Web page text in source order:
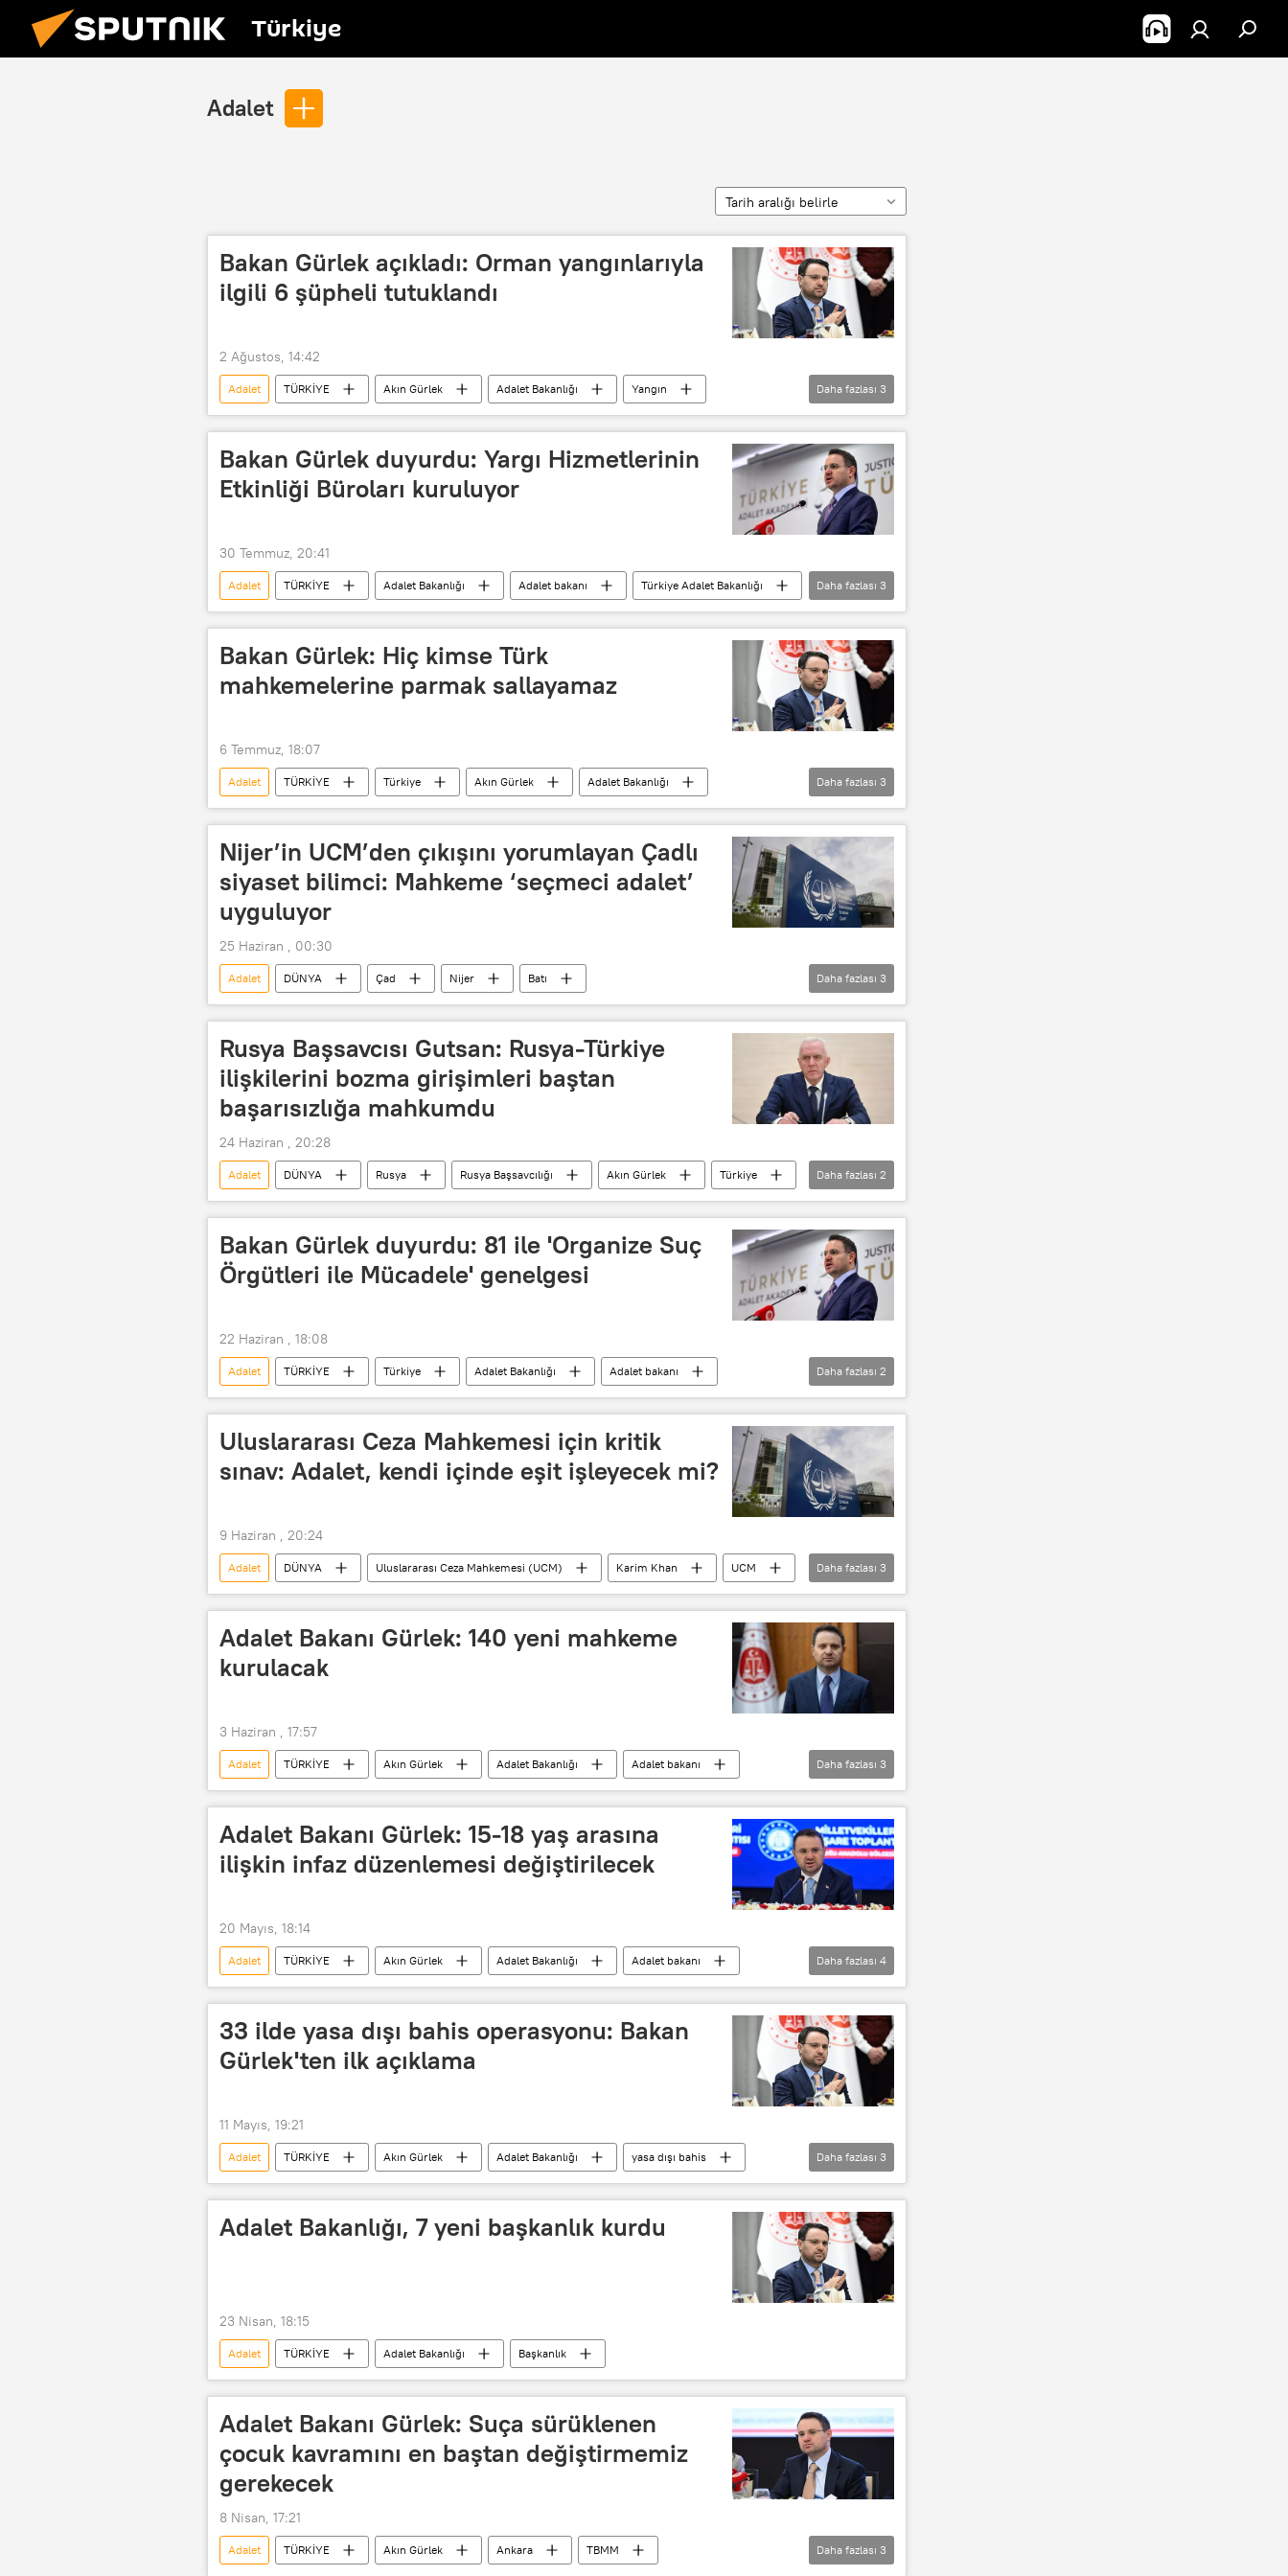
Türkiye
Adalet
Tarih aralığı belirle
Bakan Gürlek açıkladı: Orman yangınlarıyla
ilgili 6 şüpheli tutuklandı
2 Ağustos, 14:42
Adalet TÜRKİYE Akın Gürlek Adalet Bakanlığı
Yangın
yangın alarmı
Yangın söndürme Yangın felaketi
Daha fazlası 3
Bakan Gürlek duyurdu: Yargı Hizmetlerinin
Etkinliği Büroları kuruluyor
30 Temmuz, 20:41
Adalet TÜRKİYE Adalet Bakanlığı Adalet bakanı
Türkiye Adalet Bakanlığı
Yargı
Yargı reformu Akın Gürlek
Daha fazlası 3
Bakan Gürlek: Hiç kimse Türk
mahkemelerine parmak sallayamaz
6 Temmuz, 18:07
Adalet TÜRKİYE Türkiye Akın Gürlek
Adalet Bakanlığı
Uluslararası Adalet Divanı
Adalet bakanı Türkiye Adalet Bakanlığı
Daha fazlası 3
Nijer’in UCM’den çıkışını yorumlayan Çadlı
siyaset bilimci: Mahkeme ‘seçmeci adalet’
uyguluyor
25 Haziran , 00:30
Adalet DÜNYA Çad Nijer
Batı
Uluslararası Ceza Mahkemesi (UCM)
Afrika BM Güvenlik Konseyi
Daha fazlası 3
Rusya Başsavcısı Gutsan: Rusya-Türkiye
ilişkilerini bozma girişimleri baştan
başarısızlığa mahkumdu
24 Haziran , 20:28
Adalet DÜNYA Rusya Rusya Başsavcılığı Akın Gürlek
Türkiye
Hukuk
İşbirliği
Daha fazlası 2
Bakan Gürlek duyurdu: 81 ile 'Organize Suç
Örgütleri ile Mücadele' genelgesi
22 Haziran , 18:08
Adalet TÜRKİYE Türkiye Adalet Bakanlığı
Adalet bakanı
Akın Gürlek
Genelge
Daha fazlası 2
Uluslararası Ceza Mahkemesi için kritik
sınav: Adalet, kendi içinde eşit işleyecek mi?
9 Haziran , 20:24
Adalet DÜNYA Uluslararası Ceza Mahkemesi (UCM) Karim Khan
UCM
Roma Statüsü
politika Başsavcı
Daha fazlası 3
Adalet Bakanı Gürlek: 140 yeni mahkeme
kurulacak
3 Haziran , 17:57
Adalet TÜRKİYE Akın Gürlek Adalet Bakanlığı
Adalet bakanı
Mahkeme
mahkeme kararı nöbetçi mahkeme
Daha fazlası 3
Adalet Bakanı Gürlek: 15-18 yaş arasına
ilişkin infaz düzenlemesi değiştirilecek
20 Mayıs, 18:14
Adalet TÜRKİYE Akın Gürlek Adalet Bakanlığı
Adalet bakanı
Çocuk
Suça sürüklenen çocuk Çocuk istismarı Çocuk Büro Amirliği
Daha fazlası 4
33 ilde yasa dışı bahis operasyonu: Bakan
Gürlek'ten ilk açıklama
11 Mayıs, 19:21
Adalet TÜRKİYE Akın Gürlek Adalet Bakanlığı
yasa dışı bahis
yasa dışı
Dolandırıcılık Nitelikli dolandırıcılık
Daha fazlası 3
Adalet Bakanlığı, 7 yeni başkanlık kurdu
23 Nisan, 18:15
Adalet TÜRKİYE Adalet Bakanlığı Başkanlık
Adalet Bakanı Gürlek: Suça sürüklenen
çocuk kavramını en baştan değiştirmemiz
gerekecek
8 Nisan, 17:21
Adalet TÜRKİYE Akın Gürlek Ankara
TBMM
Daha fazlası 3